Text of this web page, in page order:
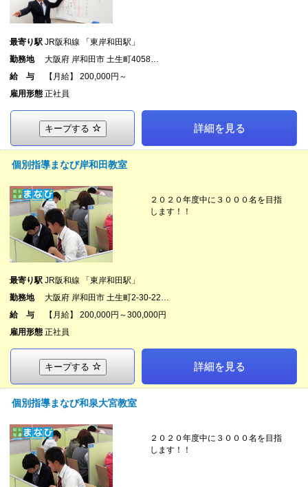
最寄り駅 JR阪和線 「東岸和田駅」
勤務地
大阪府 岸和田市 土生町4058…
給 与
【月給】 200,000円～
雇用形態 正社員
キープする 詳細を見る
個別指導まなび岸和田教室
２０２０年度中に３０００名を目指
します！！
最寄り駅 JR阪和線 「東岸和田駅」
勤務地
大阪府 岸和田市 土生町2-30-22…
給 与
【月給】 200,000円～300,000円
雇用形態 正社員
キープする 詳細を見る
個別指導まなび和泉大宮教室
２０２０年度中に３０００名を目指
します！！